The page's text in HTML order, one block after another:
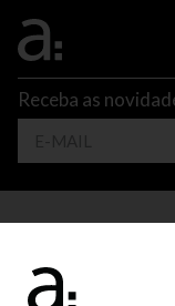
Receba as
CONTATO
ATENDIMENTO